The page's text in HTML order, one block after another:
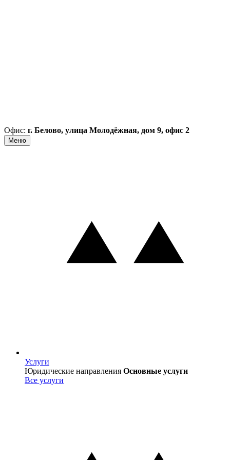
Офис: г. Белово, улица Молодёжная, дом 9, офис 2
Меню
Услуги
Услуги
Юридические направления Основные услуги
Все услуги